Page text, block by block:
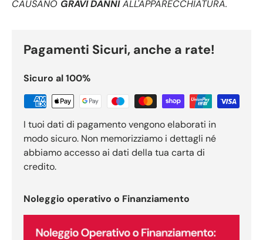
CAUSANO GRAVI DANNIALL'APPARECCHIATURA.
Pagamenti Sicuri, anche a rate!
Sicuro al 100%
I tuoi dati di pagamento vengono elaborati in
modo sicuro. Non memorizziamo i dettagli né
abbiamo accesso ai dati della tua carta di
credito.
Noleggio operativo o Finanziamento